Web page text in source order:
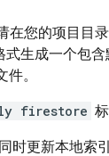
在您的项目目
生成一个包
。
firestore 标
时更新本地索